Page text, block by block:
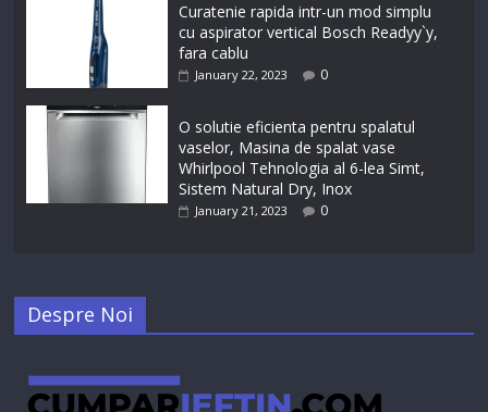
Curatenie rapida intr-un mod simplu
cu aspirator vertical Bosch Readyy`y,
fara cablu
January 22, 2023 0
O solutie eficienta pentru spalatul
vaselor, Masina de spalat vase
Whirlpool Tehnologia al 6-lea Simt,
Sistem Natural Dry, Inox
January 21, 2023 0
Despre Noi